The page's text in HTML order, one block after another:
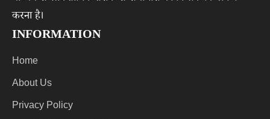
करना है।
INFORMATION
Home
About Us
Privacy Policy